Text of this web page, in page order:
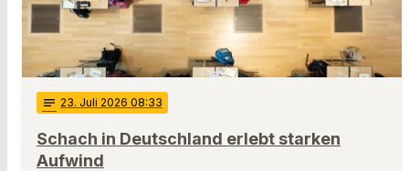
notes 23. Juli 2026 08:33
Schach in Deutschland erlebt starken
Aufwind